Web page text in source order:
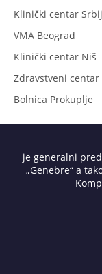
Klinički centar
VMA Beograd
Klinički centar Niš
Zdravstveni centar
Bolnica Prokuplje
je generalni
„Genebre“ a